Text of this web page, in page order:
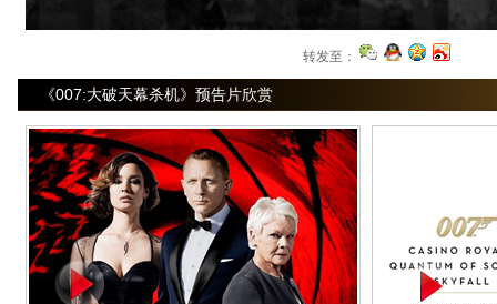
转发至：
《007:大破天幕杀机》预告片欣赏